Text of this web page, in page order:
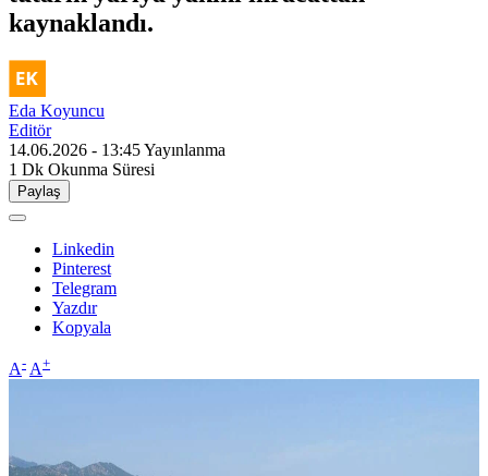
kaynaklandı.
Eda Koyuncu
Editör
14.06.2026 - 13:45Yayınlanma
1 Dk Okunma Süresi
Paylaş
Linkedin
Pinterest
Telegram
Yazdır
Kopyala
A- A+